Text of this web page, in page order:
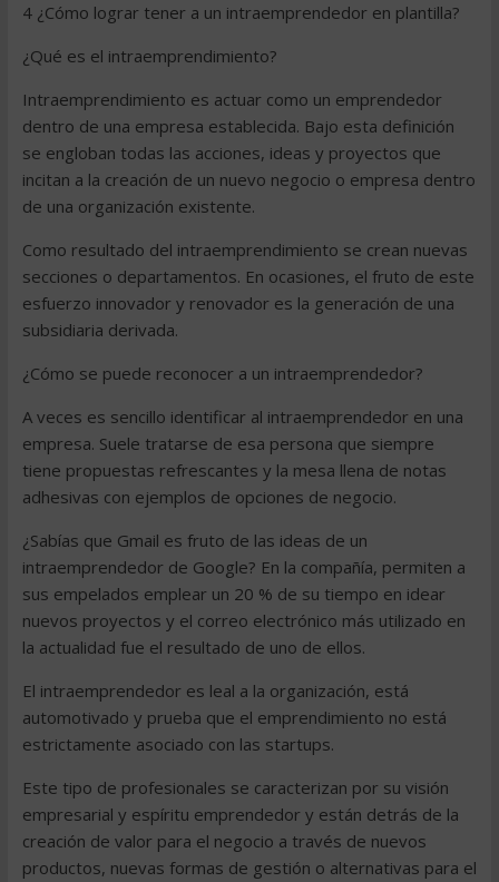
4 ¿Cómo lograr tener a un intraemprendedor en plantilla?
¿Qué es el intraemprendimiento?
Intraemprendimiento es actuar como un emprendedor
dentro de una empresa establecida. Bajo esta definición
se engloban todas las acciones, ideas y proyectos que
incitan a la creación de un nuevo negocio o empresa dentro
de una organización existente.
Como resultado del intraemprendimiento se crean nuevas
secciones o departamentos. En ocasiones, el fruto de este
esfuerzo innovador y renovador es la generación de una
subsidiaria derivada.
¿Cómo se puede reconocer a un intraemprendedor?
A veces es sencillo identificar al intraemprendedor en una
empresa. Suele tratarse de esa persona que siempre
tiene propuestas refrescantes y la mesa llena de notas
adhesivas con ejemplos de opciones de negocio.
¿Sabías que Gmail es fruto de las ideas de un
intraemprendedor de Google? En la compañía, permiten a
sus empelados emplear un 20 % de su tiempo en idear
nuevos proyectos y el correo electrónico más utilizado en
la actualidad fue el resultado de uno de ellos.
El intraemprendedor es leal a la organización, está
automotivado y prueba que el emprendimiento no está
estrictamente asociado con las startups.
Este tipo de profesionales se caracterizan por su visión
empresarial y espíritu emprendedor y están detrás de la
creación de valor para el negocio a través de nuevos
productos, nuevas formas de gestión o alternativas para el